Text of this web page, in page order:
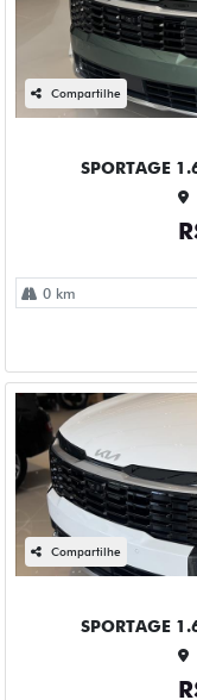
Compartilhe
SPORTAGE
0 km
Compartilhe
SPORTAGE